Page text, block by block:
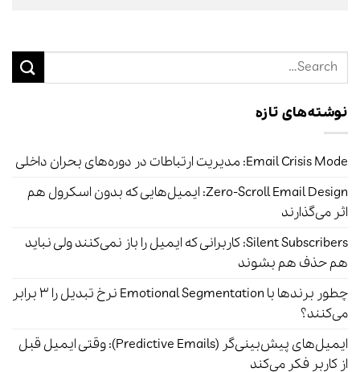
نوشته‌های تازه
Email Crisis Mode: مدیریت ارتباطات در دوره‌های بحران داخلی
Zero-Scroll Email Design: ایمیل‌هایی که بدون اسکرول هم
اثر می‌گذارند
Silent Subscribers: کاربرانی که ایمیل را باز نمی‌کنند ولی نباید
هم حذف هم بشوند
چطور برندها با Emotional Segmentation نرخ تبدیل را ۳ برابر
می‌کنند؟
ایمیل‌های پیش‌بینی‌گر (Predictive Emails): وقتی ایمیل قبل
از کاربر فکر می‌کند